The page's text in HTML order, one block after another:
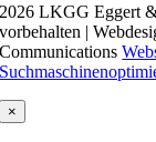
2026 LKGG Eggert
vorbehalten |
Communications
×